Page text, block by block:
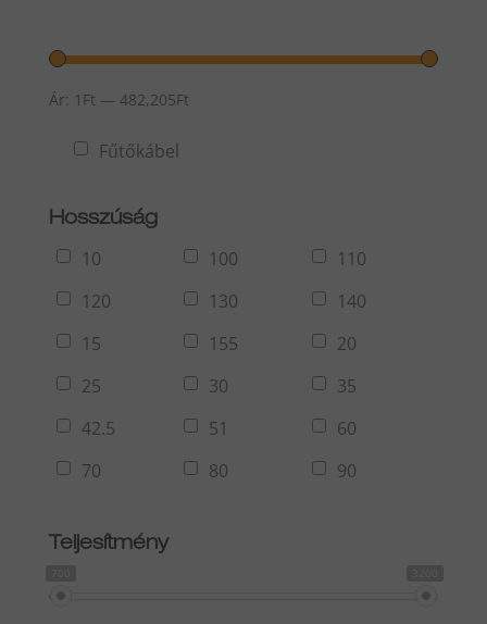
Ár: 1Ft — 482,205Ft
Fűtőkábel
Hosszúság
10 100
110
120
130
140
15
155
20
25
30
35
42.5
51
60
70
80 90
Teljesítmény